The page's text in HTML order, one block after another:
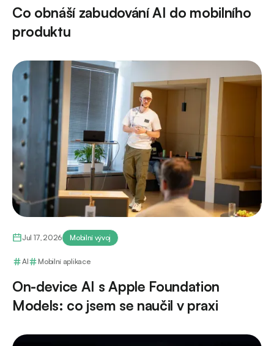
Co obnáší zabudování AI do mobilního
produktu
Jul 17, 2026 Mobilní vývoj
AI Mobilní aplikace
On-device AI s Apple Foundation
Models: co jsem se naučil v praxi